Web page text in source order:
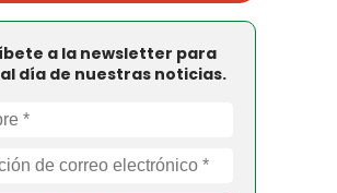
a la newsletter para
día de nuestras noticias.